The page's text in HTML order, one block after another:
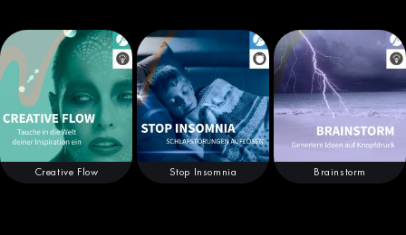
Creative Flow Stop Insomnia Brainstorm